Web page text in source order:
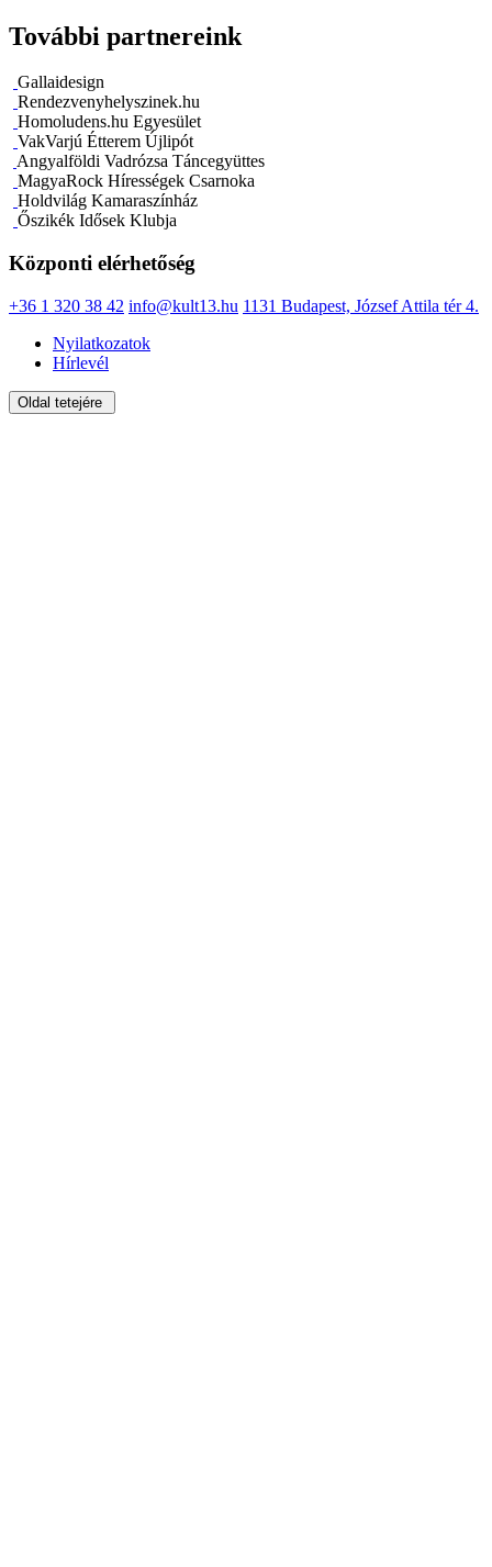
További partnereink
Gallaidesign
Rendezvenyhelyszinek.hu
Homoludens.hu Egyesület
VakVarjú Étterem Újlipót
Angyalföldi Vadrózsa Táncegyüttes
MagyaRock Hírességek Csarnoka
Holdvilág Kamaraszínház
Őszikék Idősek Klubja
Központi elérhetőség
+36 1 320 38 42 info@kult13.hu 1131 Budapest, József Attila tér 4.
Nyilatkozatok
Hírlevél
Oldal tetejére